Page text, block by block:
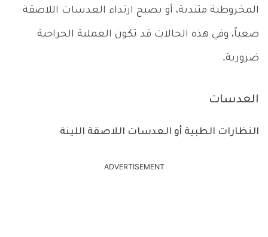
المخروطية متندبة، أو يصبح ارتداء العدسات اللاصقة
صعباً، وفي هذه الحالات قد تكون العملية الجراحية
ضرورية.
العدسات
النظارات الطبية أو العدسات اللاصقة اللينة
ADVERTISEMENT